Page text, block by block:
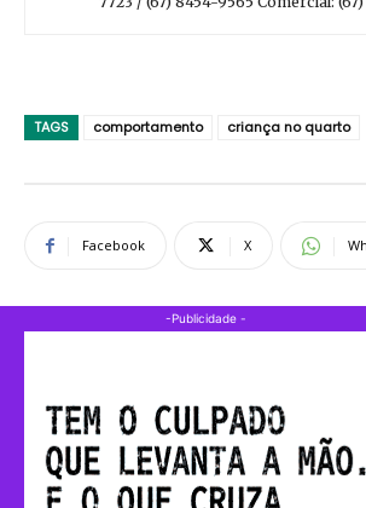
TAGS comportamento criança no quarto
Facebook X
-Publicidade -